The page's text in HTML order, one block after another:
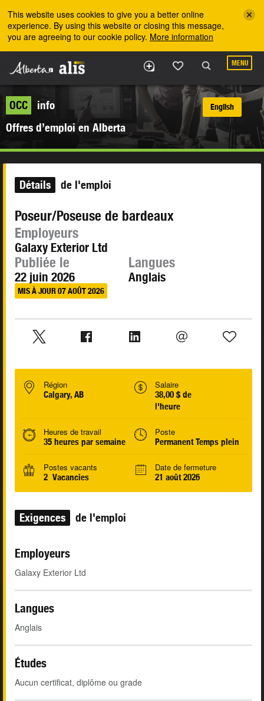
This website uses cookies to give you a better online
experience. By using this website or closing this message,
you are agreeing to our cookie policy. More information
MENU
OCC
info
Offres d’emploi en Alberta
English
Détails de l'emploi
Poseur/Poseuse de bardeaux
Employeurs
Galaxy Exterior Ltd
Publiée le
22 juin 2026
MIS À JOUR 07 AOÛT 2026
Langues
Anglais
Région
Calgary, AB
Salaire
38,00 $ de
l'heure
Heures de travail
35 heures par semaine
Poste
Permanent Temps plein
Postes vacants
2 Vacancies
Date de fermeture
21 août 2026
Exigences de l'emploi
Employeurs
Galaxy Exterior Ltd
Langues
Anglais
Études
Aucun certificat, diplôme ou grade